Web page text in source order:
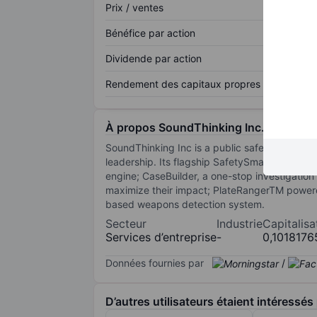
Prix / ventes
Bénéfice par action
Dividende par action
Rendement des capitaux propres
À propos SoundThinking Inc.
SoundThinking Inc is a public safety
leadership. Its flagship SafetySmart
engine; CaseBuilder, a one-stop
maximize their impact; PlateRangerTM
based weapons detection system.
Secteur
Services d’entreprise
Industrie
-
Données fournies par /
D’autres utilisateurs étaient intéressés